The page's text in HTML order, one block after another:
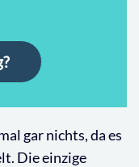
gar nichts, da es
Die einzige